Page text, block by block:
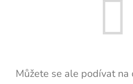
Můžete se ale podívat